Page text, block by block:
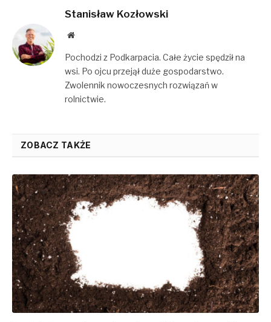
Stanisław Kozłowski
Website
Pochodzi z Podkarpacia. Całe życie spędził na
wsi. Po ojcu przejął duże gospodarstwo.
Zwolennik nowoczesnych rozwiązań w
rolnictwie.
ZOBACZ TAKŻE